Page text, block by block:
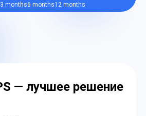
3 months6 months12 months
— лучшее решение